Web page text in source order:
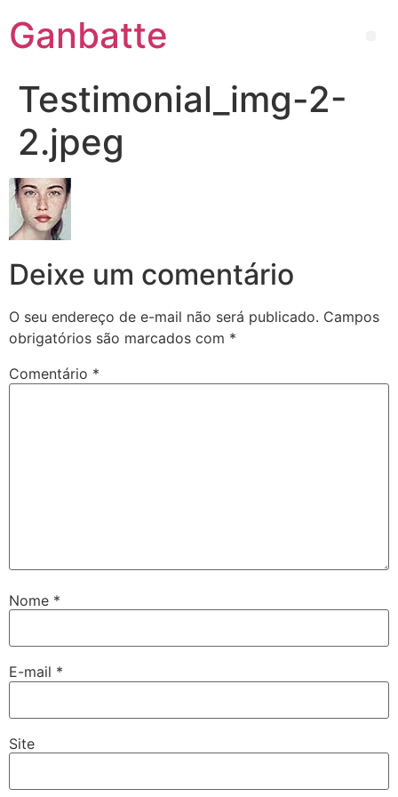
Ganbatte
Testimonial_img-2-
2.jpeg
Deixe um comentário
O seu endereço de e-mail não será publicado. Campos
obrigatórios são marcados com *
Comentário *
Nome *
E-mail *
Site